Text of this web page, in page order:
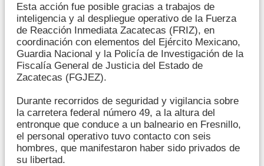
Esta acción fue posible gracias a trabajos de
inteligencia y al despliegue operativo de la Fuerza
de Reacción Inmediata Zacatecas (FRIZ), en
coordinación con elementos del Ejército Mexicano,
Guardia Nacional y la Policía de Investigación de la
Fiscalía General de Justicia del Estado de
Zacatecas (FGJEZ).
Durante recorridos de seguridad y vigilancia sobre
la carretera federal número 49, a la altura del
entronque que conduce a un balneario en Fresnillo,
el personal operativo tuvo contacto con seis
hombres, que manifestaron haber sido privados de
su libertad.